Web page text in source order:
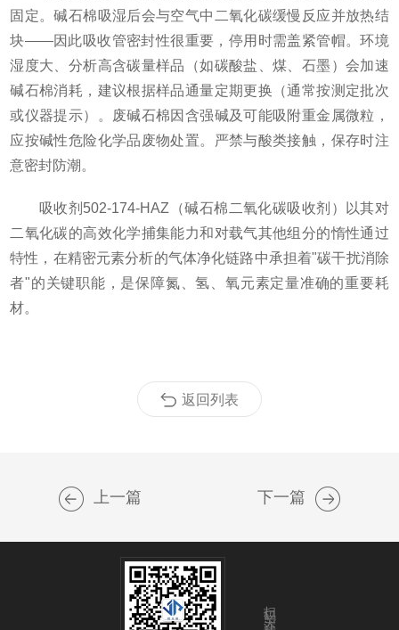
固定。碱石棉吸湿后会与空气中二氧化碳缓慢反应并放热结
块——因此吸收管密封性很重要，停用时需盖紧管帽。环境
湿度大、分析高含碳量样品（如碳酸盐、煤、石墨）会加速
碱石棉消耗，建议根据样品通量定期更换（通常按测定批次
或仪器提示）。废碱石棉因含强碱及可能吸附重金属微粒，
应按碱性危险化学品废物处置。严禁与酸类接触，保存时注
意密封防潮。
吸收剂502-174-HAZ（碱石棉二氧化碳吸收剂）以其对
二氧化碳的高效化学捕集能力和对载气其他组分的惰性通过
特性，在精密元素分析的气体净化链路中承担着"碳干扰消除
者"的关键职能，是保障氮、氢、氧元素定量准确的重要耗
材。
返回列表
上一篇 下一篇
扫码关注我们